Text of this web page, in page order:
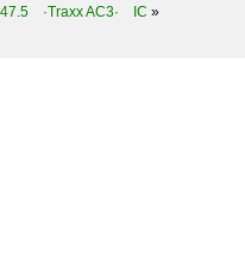
·Traxx AC3· IC »